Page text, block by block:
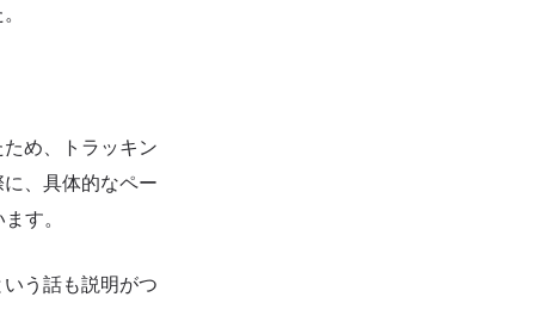
め、トラッキン
、具体的なペー
す。
う話も説明がつ